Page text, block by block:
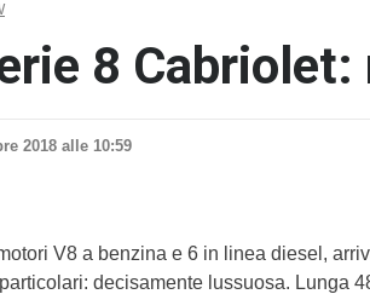
8
2018 alle 10:59
V8 a benzina e 6 in linea diesel,
decisamente lussuosa. Lunga